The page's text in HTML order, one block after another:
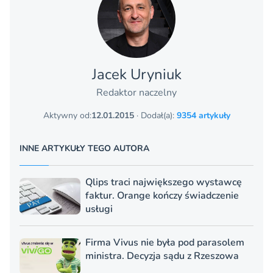
Jacek Uryniuk
Redaktor naczelny
Aktywny od:12.01.2015· Dodał(a): 9354 artykuły
INNE ARTYKUŁY TEGO AUTORA
Qlips traci największego wystawcę
faktur. Orange kończy świadczenie
usługi
Firma Vivus nie była pod parasolem
ministra. Decyzja sądu z Rzeszowa